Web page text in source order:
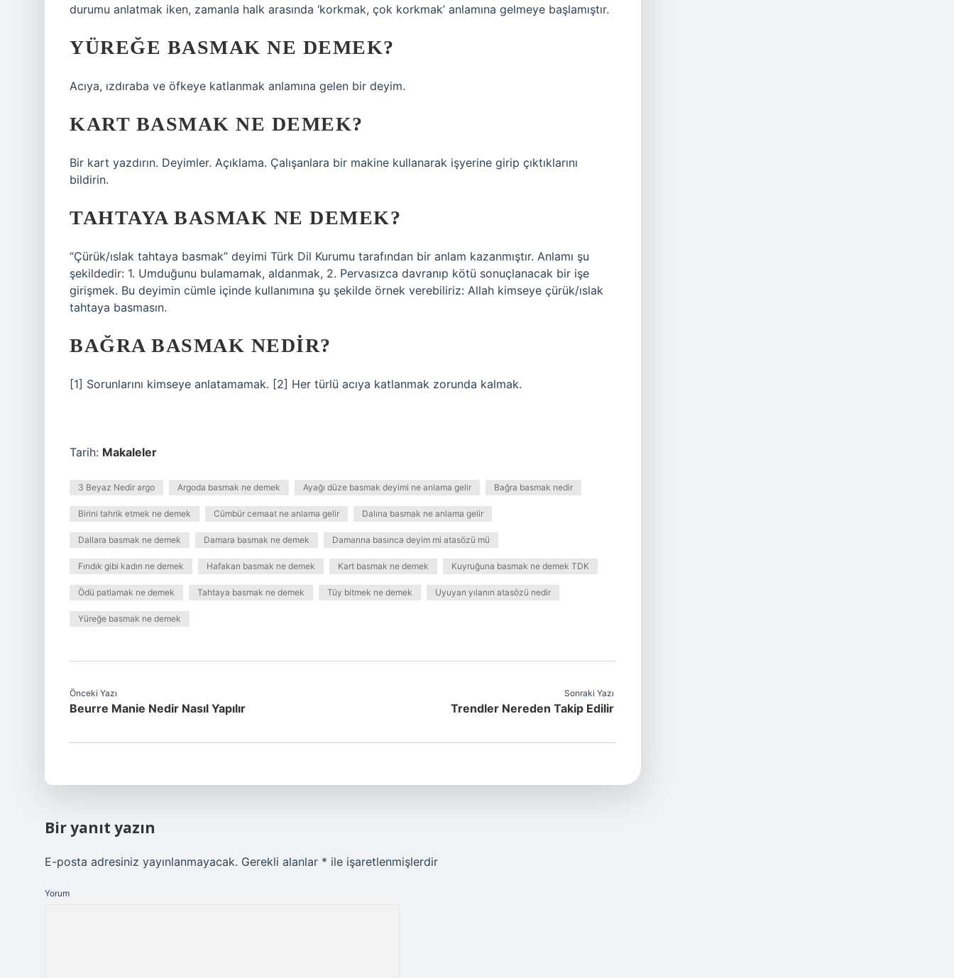
durumu anlatmak iken, zamanla halk arasında ‘korkmak, çok korkmak’ anlamına gelmeye başlamıştır.
YÜREĞE BASMAK NE DEMEK?
Acıya, ızdıraba ve öfkeye katlanmak anlamına gelen bir deyim.
KART BASMAK NE DEMEK?
Bir kart yazdırın. Deyimler. Açıklama. Çalışanlara bir makine kullanarak işyerine girip çıktıklarını
bildirin.
TAHTAYA BASMAK NE DEMEK?
“Çürük/ıslak tahtaya basmak” deyimi Türk Dil Kurumu tarafından bir anlam kazanmıştır. Anlamı şu
şekildedir: 1. Umduğunu bulamamak, aldanmak, 2. Pervasızca davranıp kötü sonuçlanacak bir işe
girişmek. Bu deyimin cümle içinde kullanımına şu şekilde örnek verebiliriz: Allah kimseye çürük/ıslak
tahtaya basmasın.
BAĞRA BASMAK NEDIR?
[1] Sorunlarını kimseye anlatamamak. [2] Her türlü acıya katlanmak zorunda kalmak.
Tarih: Makaleler
3 Beyaz Nedir argo Argoda basmak ne demek Ayağı düze basmak deyimi ne anlama gelir Bağra basmak nedir
Birini tahrik etmek ne demek Cümbür cemaat ne anlama gelir Dalına basmak ne anlama gelir
Dallara basmak ne demek Damara basmak ne demek Damarına basınca deyim mi atasözü mü
Fındık gibi kadın ne demek Hafakan basmak ne demek Kart basmak ne demek Kuyruğuna basmak ne demek TDK
Ödü patlamak ne demek Tahtaya basmak ne demek Tüy bitmek ne demek Uyuyan yılanın atasözü nedir
Yüreğe basmak ne demek
Önceki Yazı
Beurre Manie Nedir Nasıl Yapılır
Sonraki Yazı
Trendler Nereden Takip Edilir
Bir yanıt yazın
E-posta adresiniz yayınlanmayacak. Gerekli alanlar * ile işaretlenmişlerdir
Yorum